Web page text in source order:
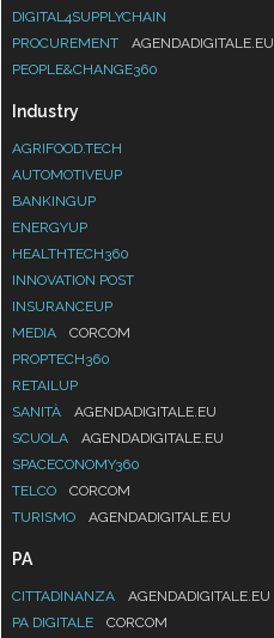
DIGITAL4SUPPLYCHAIN
PROCUREMENT
AGENDADIGITALE.EU
PEOPLE&CHANGE360
Industry
AGRIFOOD.TECH
AUTOMOTIVEUP
BANKINGUP
ENERGYUP
HEALTHTECH360
INNOVATION POST
INSURANCEUP
MEDIA
CORCOM
PROPTECH360
RETAILUP
SANITÀ
AGENDADIGITALE.EU
SCUOLA
AGENDADIGITALE.EU
SPACECONOMY360
TELCO
CORCOM
TURISMO
AGENDADIGITALE.EU
PA
CITTADINANZA
AGENDADIGITALE.EU
PA DIGITALE
CORCOM